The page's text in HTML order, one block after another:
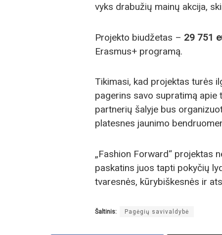
vyks drabužių mainų akcija,
Projekto biudžetas – 29 751
Erasmus+ programą.
Tikimasi, kad projektas turės
pagerins savo supratimą apie
partnerių šalyje bus
platesnes jaunimo
„Fashion Forward“ projektas
paskatins juos tapti pokyčių
tvaresnės, kūrybiškesnės ir
Šaltinis: Pagėgių savivaldybė